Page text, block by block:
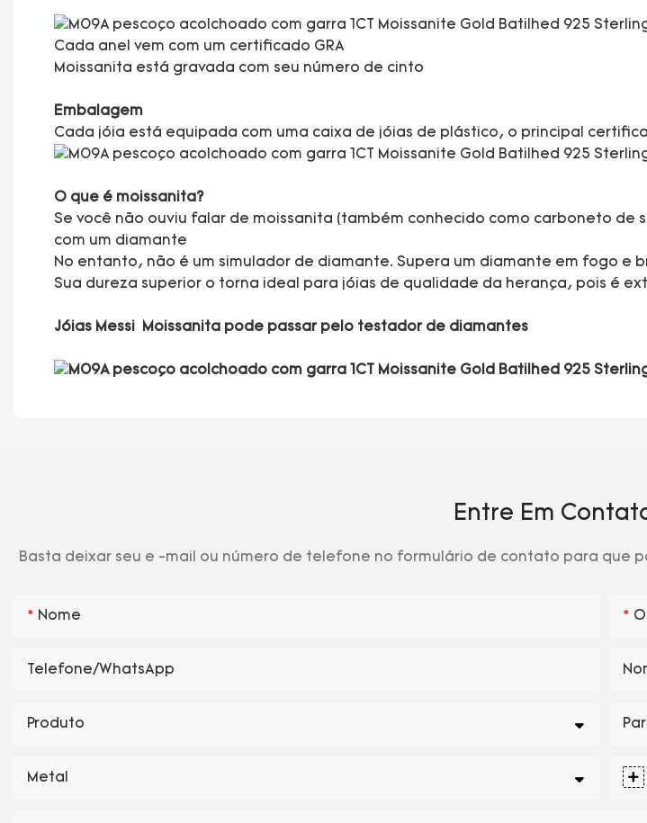
Cada anel vem com um certificado GRA
Moissanita está gravada com seu número de cinto
Embalagem
Cada jóia está equipada com uma caixa de jóias de plástico, o principal
O que é moissanita?
Se você não ouviu falar de moissanita (também conhecido como carboneto
com um diamante
No entanto, não é um simulador de diamante. Supera um diamante em fogo e
Sua dureza superior o torna ideal para jóias de qualidade da herança, pois é
Jóias Messi Moissanita pode passar pelo testador de diamantes
Entre Em
Basta deixar seu e -mail ou número de telefone no formulário de contato para que
Nome
Telefone/WhatsApp
Produto
Metal